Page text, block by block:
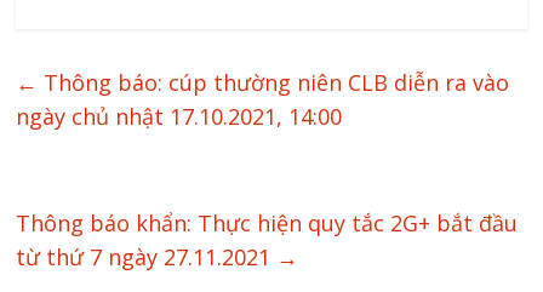
← Thông báo: cúp thường niên CLB diễn ra vào
ngày chủ nhật 17.10.2021, 14:00
Thông báo khẩn: Thực hiện quy tắc 2G+ bắt đầu
từ thứ 7 ngày 27.11.2021 →